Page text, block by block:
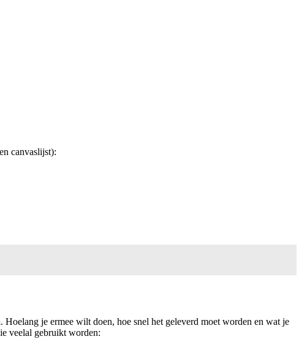
canvaslijst):
je ermee wilt doen, hoe snel het geleverd moet worden en wat je
veelal gebruikt worden: